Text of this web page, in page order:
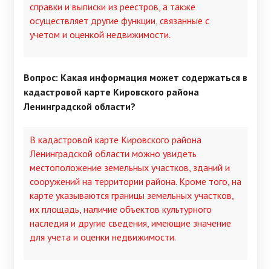
справки и выписки из реестров, а также
осуществляет другие функции, связанные с
учетом и оценкой недвижимости.
Вопрос: Какая информация может содержаться в
кадастровой карте Кировского района
Ленинградской области?
В кадастровой карте Кировского района
Ленинградской области можно увидеть
местоположение земельных участков, зданий и
сооружений на территории района. Кроме того, на
карте указываются границы земельных участков,
их площадь, наличие объектов культурного
наследия и другие сведения, имеющие значение
для учета и оценки недвижимости.